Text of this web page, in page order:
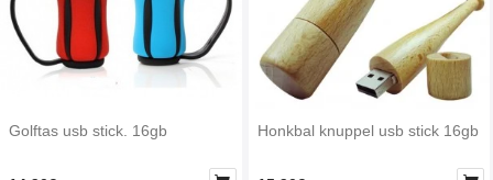
Golftas usb stick. 16gb Honkbal knuppel usb stick 16gb